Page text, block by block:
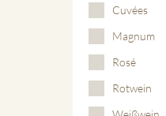
Cuvées
Magnum
Rosé
Rotwein